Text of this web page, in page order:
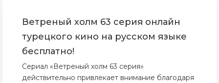
Ветреный холм 63 серия онлайн
турецкого кино на русском языке
бесплатно!
Сериал «Ветреный холм 63 серия»
действительно привлекает внимание благодаря